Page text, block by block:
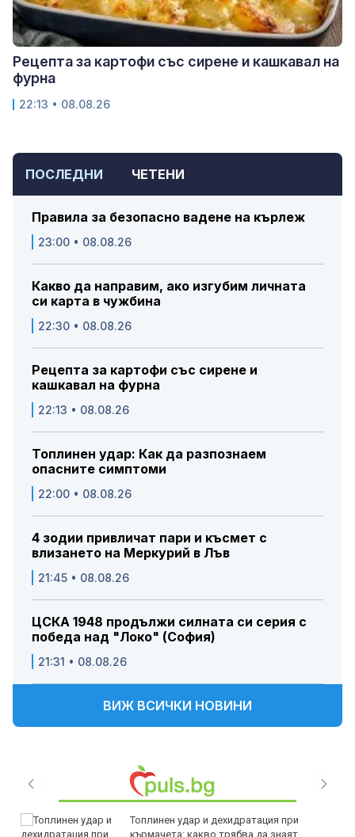
ПОСЛЕДНИ ЧЕТЕНИ
Правила за безопасно вадене на кърлеж
23:00 • 08.08.26
Какво да направим, ако изгубим личната
си карта в чужбина
22:30 • 08.08.26
Рецепта за картофи със сирене и
кашкавал на фурна
22:13 • 08.08.26
Топлинен удар: Как да разпознаем
опасните симптоми
22:00 • 08.08.26
4 зодии привличат пари и късмет с
влизането на Меркурий в Лъв
21:45 • 08.08.26
ЦСКА 1948 продължи силната си серия с
победа над "Локо" (София)
21:31 • 08.08.26
ВИЖ ВСИЧКИ НОВИНИ
Топлинен удар и дехидратация при
кърмачета: какво трябва да знаят
Рецепта за картофи със сирене и кашкавал на
фурна
22:13 • 08.08.26